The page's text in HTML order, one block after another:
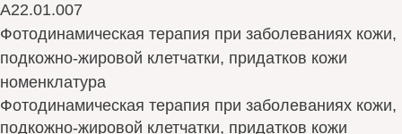
А22.01.007
Фотодинамическая терапия при заболеваниях кожи,
подкожно-жировой клетчатки, придатков кожи
номенклатура
Фотодинамическая терапия при заболеваниях кожи,
подкожно-жировой клетчатки, придатков кожи